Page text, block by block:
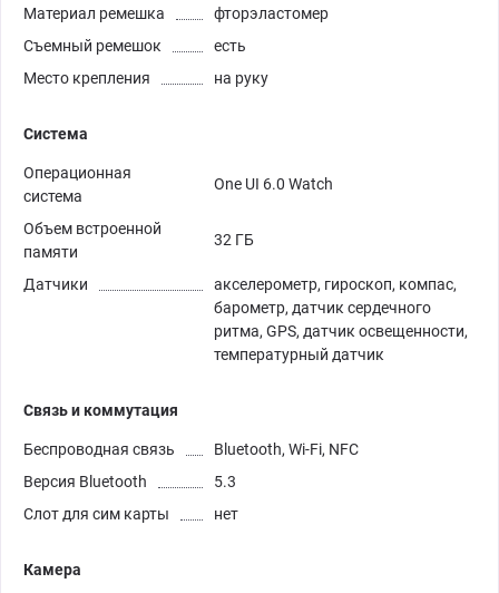
Материал ремешка
фторэластомер
Съемный ремешок
есть
Место крепления
на руку
Система
Операционная
система
One UI 6.0 Watch
Объем встроенной
памяти
32 ГБ
Датчики
акселерометр, гироскоп, компас,
барометр, датчик сердечного
ритма, GPS, датчик освещенности,
температурный датчик
Связь и коммутация
Беспроводная связь
Bluetooth, Wi-Fi, NFC
Версия Bluetooth
5.3
Слот для сим карты
нет
Камера